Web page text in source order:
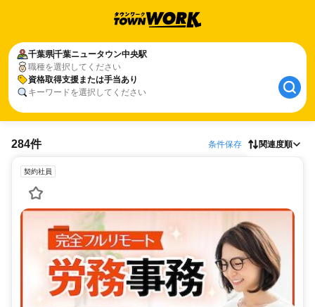
千葉県千葉ニュータウン中央駅
職種を選択してください
資格取得支援または手当あり
キーワードを選択してください
284件 条件保存 関連度順
契約社員